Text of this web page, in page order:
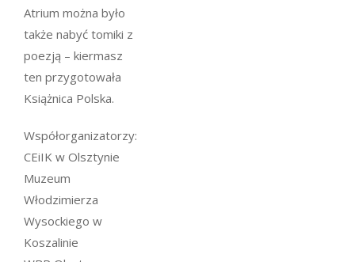
Atrium można było
także nabyć tomiki z
poezją – kiermasz
ten przygotowała
Książnica Polska.
Współorganizatorzy:
CEiIK w Olsztynie
Muzeum
Włodzimierza
Wysockiego w
Koszalinie